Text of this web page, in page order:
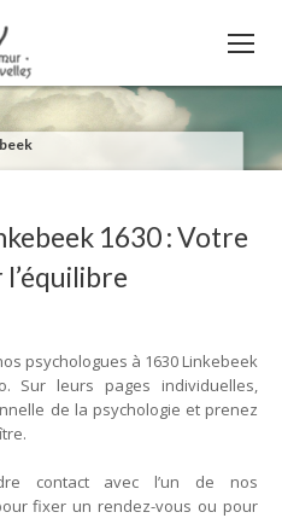
1630 : Votre
psychologues à 1630 Linkebeek
Sur leurs pages individuelles,
de la psychologie et prenez
contact avec l’un de nos
fixer un rendez-vous ou pour